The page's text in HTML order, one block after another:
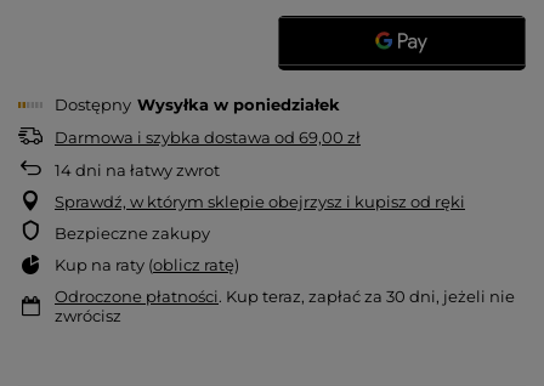
Dostępny Wysyłka w poniedziałek
Darmowa i szybka dostawa od 69,00 zł
14dni na łatwy zwrot
Sprawdź, w którym sklepie obejrzysz i kupisz od ręki
Bezpieczne zakupy
Kup na raty (oblicz ratę)
Odroczone płatności. Kup teraz, zapłać za 30 dni, jeżeli nie
zwrócisz